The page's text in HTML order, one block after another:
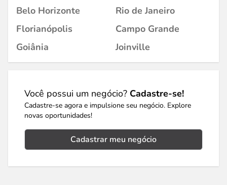
Belo Horizonte
Rio de Janeiro
Florianópolis
Campo Grande
Goiânia
Joinville
Você possui um negócio? Cadastre-se!
Cadastre-se agora e impulsione seu negócio. Explore
novas oportunidades!
Cadastrar meu negócio